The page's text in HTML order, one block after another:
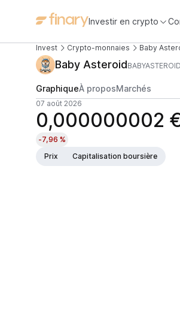
Investir en crypto
Invest Crypto-monnaies Baby
Baby AsteroidBABYASTEROID
GraphiqueÀ proposMarchés
07 août 2026
0,000000002
-7,96 %
Prix
Capitalisation boursière